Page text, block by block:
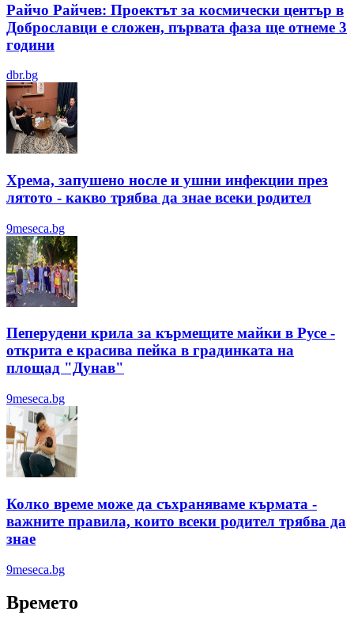
Райчо Райчев: Проектът за космически център в
Доброславци е сложен, първата фаза ще отнеме 3
години
dbr.bg
Хрема, запушено носле и ушни инфекции през
лятотo - какво трябва да знае всеки родител
9meseca.bg
Пеперудени крила за кърмещите майки в Русе -
открита е красива пейка в градинката на
площад "Дунав"
9meseca.bg
Колко време може да съхраняваме кърмата -
важните правила, които всеки родител трябва да
знае
9meseca.bg
Времето